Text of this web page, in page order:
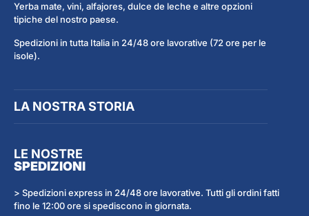
Yerba mate, vini, alfajores, dulce de leche e altre opzioni
tipiche del nostro paese.
Spedizioni in tutta Italia in 24/48 ore lavorative (72 ore per le
isole).
LA NOSTRA STORIA
LE NOSTRE
SPEDIZIONI
> Spedizioni express in 24/48 ore lavorative. Tutti gli ordini fatti
fino le 12:00 ore si spediscono in giornata.